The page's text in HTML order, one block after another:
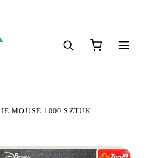
MOUSE 1000 SZTUK